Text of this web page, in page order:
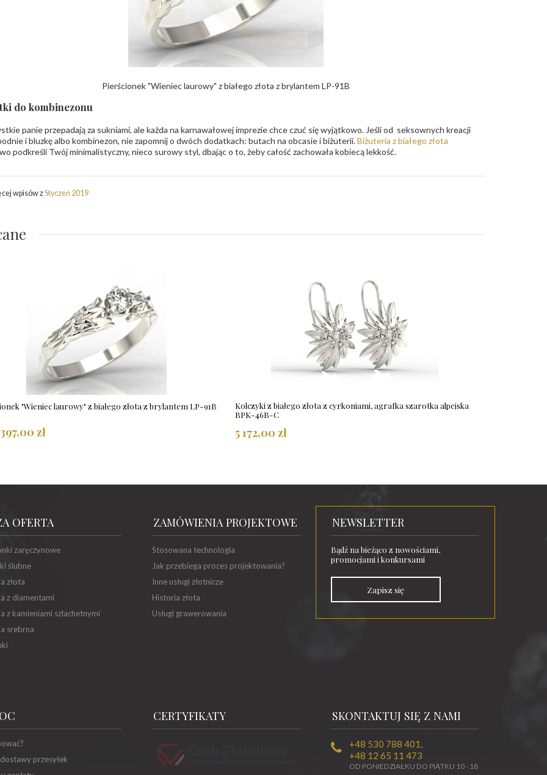
Pierścionek "Wieniec laurowy" z białego złota z brylantem LP-91B
do kombinezonu
panie przepadają za sukniami, ale każda na karnawałowej imprezie chce czuć się wyjątkowo. Jeśli od seksownych kreacji
i bluzkę albo kombinezon, nie zapomnij o dwóch dodatkach: butach na obcasie i biżuterii.Biżuteria z białego złota
podkreśli Twój minimalistyczny, nieco surowy styl, dbając o to, żeby całość zachowała kobiecą lekkość.
wpisów zStyczeń 2019
"Wieniec laurowy" z białego złota z brylantem LP-91B
zł
Kolczyki z białego złota z cyrkoniami, agrafka szarotka alpejska
BPK-46B-C
5 172,00 zł
OFERTA
zaręczynowe
ślubne
złota
z diamentami
z kamieniami szlachetnymi
srebrna
ZAMÓWIENIA PROJEKTOWE
Stosowana technologia
Jak przebiega proces projektowania?
Inne usługi złotnicze
Historia złota
Usługi grawerowania
NEWSLETTER
Bądź na bieżąco z nowościami,
promocjami i konkursami
Zapisz się
przesyłek
CERTYFIKATY SKONTAKTUJ SIĘ Z NAMI
+48 530 788 401 ,
+48 12 65 11 473
OD PONIEDZIAŁKU DO PIĄTKU 10 - 18